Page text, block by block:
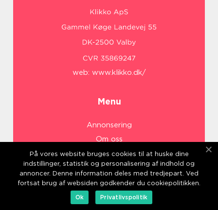
web: www.klikko.dk/
Menu
Annonsering
Om oss
Cookies
Kontakta oss
Sitemap
På vores website bruges cookies til at huske dine
indstillinger, statistik og personalisering af indhold og
annoncer. Denne information deles med tredjepart. Ved
fortsat brug af websiden godkender du cookiepolitikken.
Ok
Privatlivspolitik